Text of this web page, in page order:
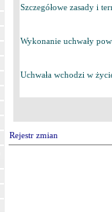
Szczegółowe zasady i
Wykonanie uchwały
Uchwała wchodzi w
Rejestr zmian